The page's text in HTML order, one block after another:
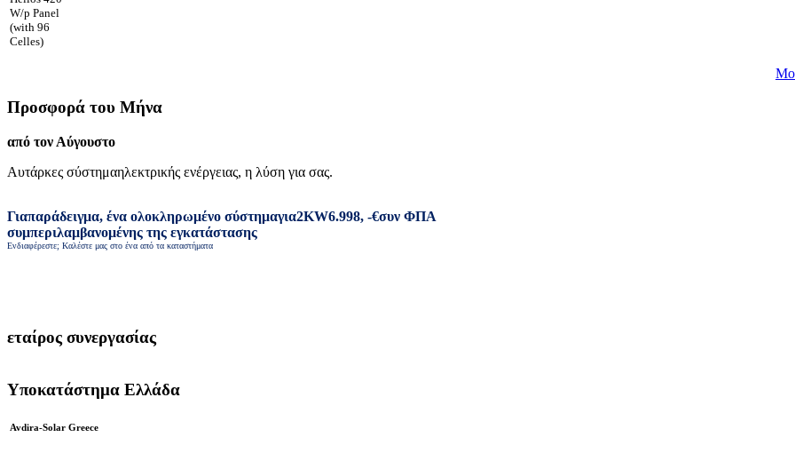
W/p Panel
(with 96
Celles)
Προσφορά του Μήνα
από τον Αύγουστο
Αυτάρκες σύστημαηλεκτρικής ενέργειας, η λύση για σας.
Γιαπαράδειγμα, ένα ολοκληρωμένο σύστημαγια2KW6.998, -€συν ΦΠΑ
συμπεριλαμβανομένης της εγκατάστασης
Ενδιαφέρεστε; Καλέστε μας στο ένα από τα καταστήματα
εταίρος συνεργασίας
Υποκατάστημα Ελλάδα
Avdira-Solar Greece